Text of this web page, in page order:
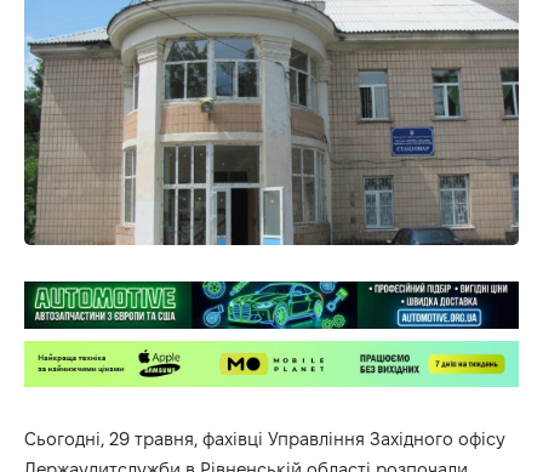
Сьогодні, 29 травня, фахівці Управління Західного офісу